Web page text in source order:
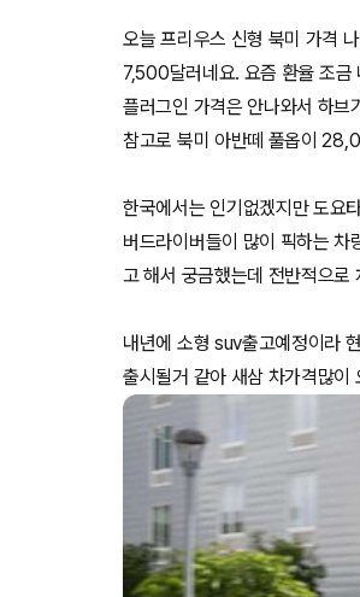
오늘 프리우스 신형 북미 가격
7,500달러네요. 요즘 환율 조
플러그인 가격은 안나와서 하브
참고로 북미 아반떼 풀옵이
한국에서는 인기없겠지만 도요
버드라이버들이 많이 픽하는
고 해서 궁금했는데 전반적으로
내년에 소형 suv출고예정이라
출시될거 같아 새삼 차가격많이